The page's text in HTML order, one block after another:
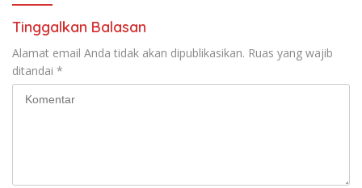
Kasih Allah.
Tinggalkan Balasan
Alamat email Anda tidak akan dipublikasikan. Ruas yang wajib
ditandai *